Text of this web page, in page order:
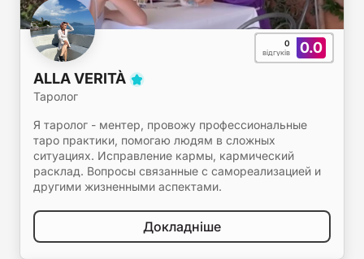
0.0
0
відгуків
ALLA VERITÀ
Таролог
Я таролог - ментер, провожу профессиональные
таро практики, помогаю людям в сложных
ситуациях. Исправление кармы, кармический
расклад. Вопросы связанные с самореализацией и
другими жизненными аспектами.
Докладніше